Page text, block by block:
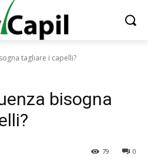
tagliare i capelli?
bisogna
0
79